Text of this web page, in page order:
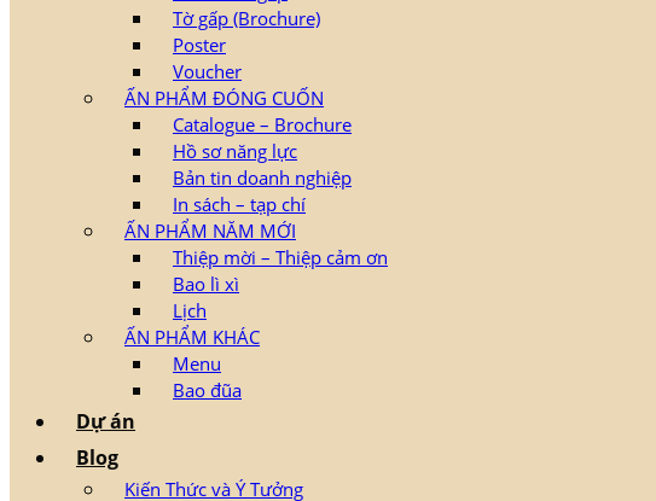
Tờ gấp (Brochure)
Poster
Voucher
ẤN PHẨM ĐÓNG CUỐN
Catalogue – Brochure
Hồ sơ năng lực
Bản tin doanh nghiệp
In sách – tạp chí
ẤN PHẨM NĂM MỚI
Thiệp mời – Thiệp cảm ơn
Bao lì xì
Lịch
ẤN PHẨM KHÁC
Menu
Bao đũa
Dự án
Blog
Kiến Thức và Ý Tưởng